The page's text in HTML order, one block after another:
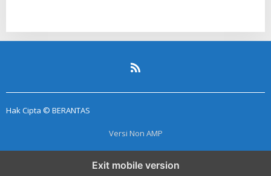
Hak Cipta © BERANTAS
Versi Non AMP
Exit mobile version